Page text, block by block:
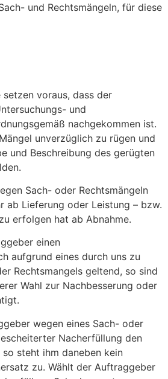
und Rechtsmängeln, für diese
voraus, dass der
und
nach­gekommen ist.
unverzüglich zu rügen und
und Beschreibung des gerügten
Sach- oder Rechtsmängeln
ab Lieferung oder Leistung – bzw.
erfolgen hat ab Abnahme.
einen
aufgrund eines durch uns zu
Rechtsmangels geltend, so sind
Wahl zur Nach­besserung oder
wegen eines Sach- oder
Nacherfüllung den
steht ihm daneben kein
zu. Wählt der Auftraggeber